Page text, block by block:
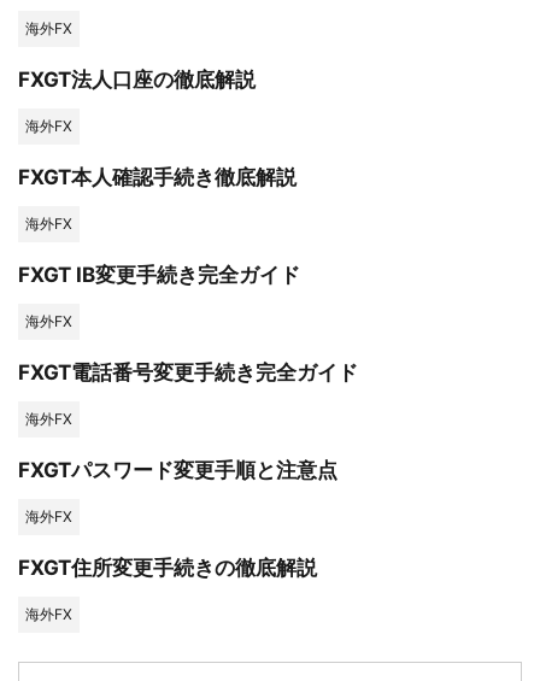
海外FX
FXGT法人口座の徹底解説
海外FX
FXGT本人確認手続き徹底解説
海外FX
FXGT IB変更手続き完全ガイド
海外FX
FXGT電話番号変更手続き完全ガイド
海外FX
FXGTパスワード変更手順と注意点
海外FX
FXGT住所変更手続きの徹底解説
海外FX